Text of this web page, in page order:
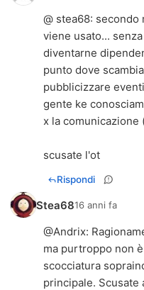
@ stea68:
viene usato...
diventarne
punto dove
pubblicizzare
gente ke
x la comunicazione
scusate l'ot
Rispondi
Stea6816 anni fa
@Andrix:
ma purtroppo non
scocciatura
principale. Scusate